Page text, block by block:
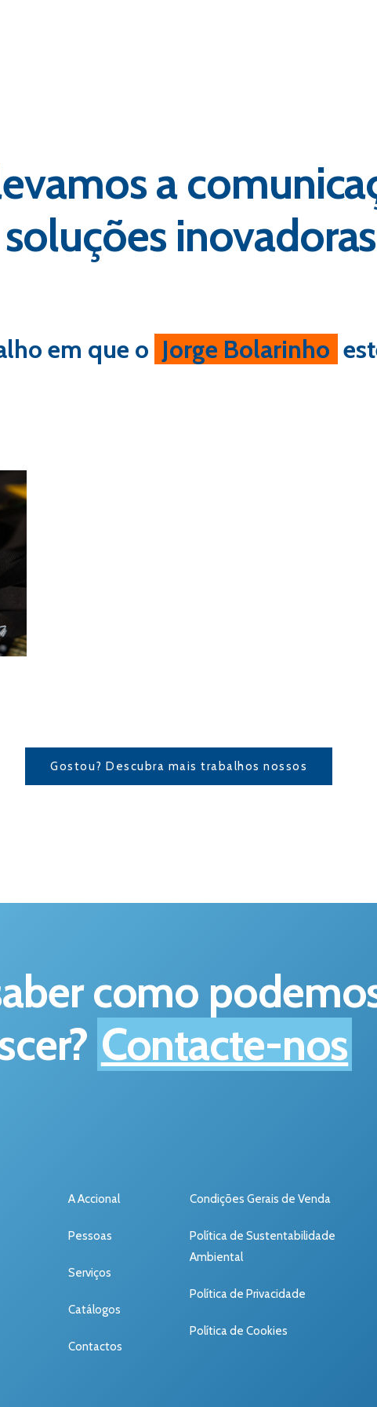
a
em que o Jorge Bolarinho
Gostou? Descubra mais trabalhos nossos
como
Contacte-nos
A Accional
Pessoas
Serviços
Catálogos
Contactos
Condições Gerais de Venda
Política de Sustentabilidade
Ambiental
Política de Privacidade
Política de Cookies